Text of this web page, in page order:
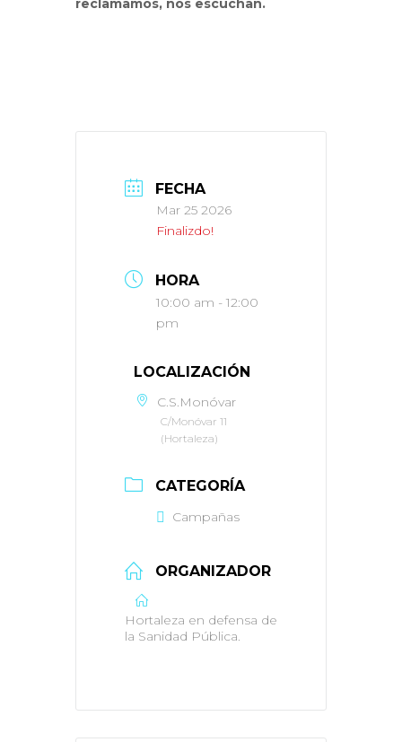
reclamamos, nos escuchan.
FECHA
Mar 25 2026
Finalizdo!
HORA
10:00 am - 12:00
pm
LOCALIZACIÓN
C.S.Monóvar
C/Monóvar 11
(Hortaleza)
CATEGORÍA
Campañas
ORGANIZADOR
Hortaleza en defensa de
la Sanidad Pública.